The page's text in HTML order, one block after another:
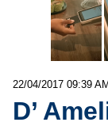
22/04/2017 09:39 AM
D’